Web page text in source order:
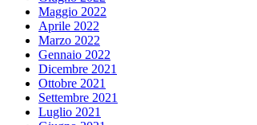
Maggio 2022
Aprile 2022
Marzo 2022
Gennaio 2022
Dicembre 2021
Ottobre 2021
Settembre 2021
Luglio 2021